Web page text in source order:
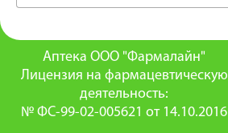
Аптека ООО "Фармалайн"
Лицензия на фармацевтическую
деятельность:
№ ФС-99-02-005621 от 14.10.2016